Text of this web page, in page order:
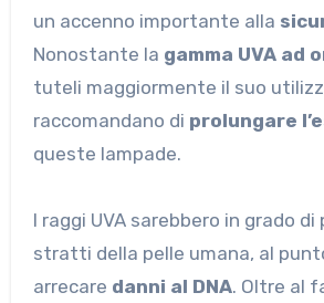
un accenno importante alla
Nonostante la gamma UVA ad
tuteli maggiormente il suo
raccomandano di prolungare
queste lampade.
I raggi UVA sarebbero in grado
stratti della pelle umana, al
arrecare danni al DNA. Oltre al